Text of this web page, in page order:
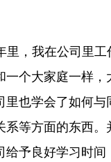
里，我在公司里工
一个大家庭一样，
里也学会了如何与
系等方面的东西。
给予良好学习时间